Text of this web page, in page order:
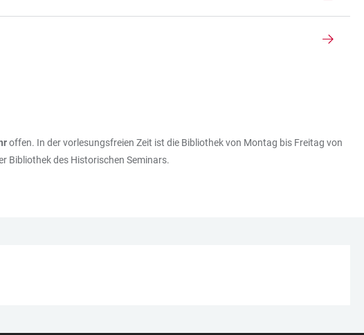
offen. In der vorlesungsfreien Zeit ist die Bibliothek von Montag bis Freitag von
Bibliothek des Historischen Seminars.